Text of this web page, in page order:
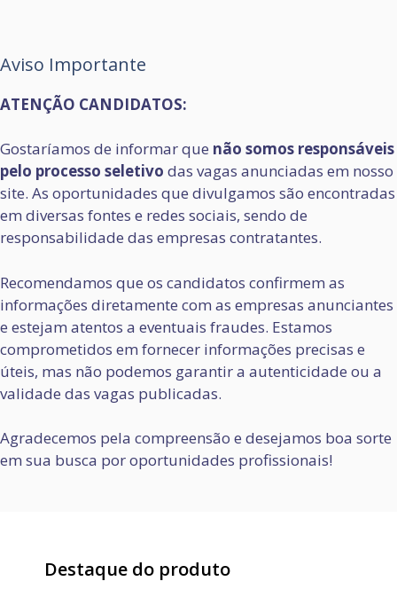
Aviso Importante
ATENÇÃO CANDIDATOS:
Gostaríamos de informar que não somos responsáveis
pelo processo seletivo das vagas anunciadas em nosso
site. As oportunidades que divulgamos são encontradas
em diversas fontes e redes sociais, sendo de
responsabilidade das empresas contratantes.
Recomendamos que os candidatos confirmem as
informações diretamente com as empresas anunciantes
e estejam atentos a eventuais fraudes. Estamos
comprometidos em fornecer informações precisas e
úteis, mas não podemos garantir a autenticidade ou a
validade das vagas publicadas.
Agradecemos pela compreensão e desejamos boa sorte
em sua busca por oportunidades profissionais!
Destaque do produto